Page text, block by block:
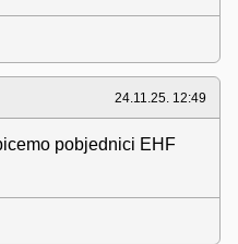
24.11.25. 12:49
pobjednici EHF